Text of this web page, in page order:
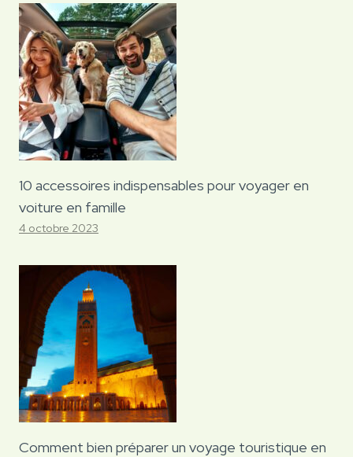
10 accessoires indispensables pour voyager en
voiture en famille
4 octobre 2023
Comment bien préparer un voyage touristique en